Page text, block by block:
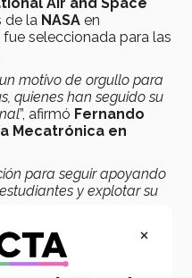
de la NASA en
fue seleccionada para las
motivo de orgullo para
quienes han seguido su
”, afirmó Fernando
Mecatrónica en
para seguir apoyando
y explotar su
es
de papás
×